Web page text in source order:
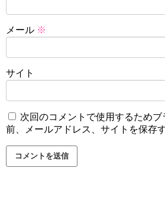
メール ※
サイト
次回のコメントで使用するため
前、メールアドレス、サイトを保存す